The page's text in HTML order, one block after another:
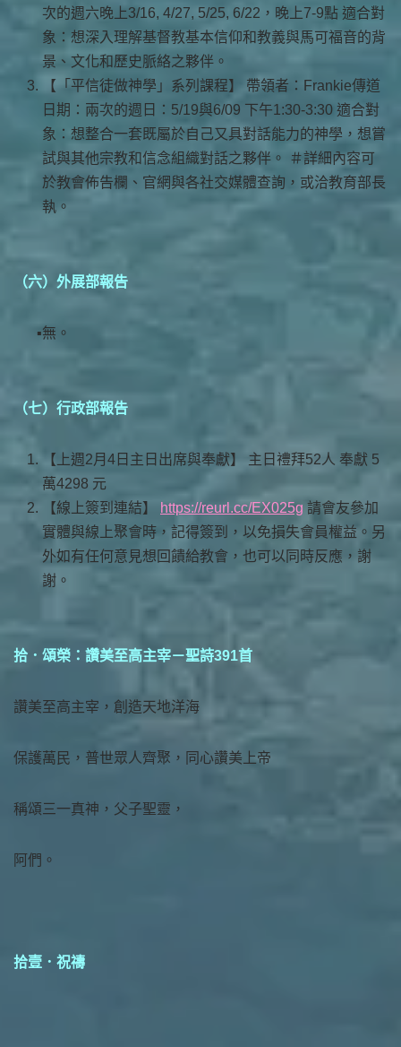
次的週六晚上3/16, 4/27, 5/25, 6/22，晚上7-9點 適合對
象：想深入理解基督教基本信仰和教義與馬可福音的背
景、文化和歷史脈絡之夥伴。
【「平信徒做神學」系列課程】 帶領者：Frankie傳道
日期：兩次的週日：5/19與6/09 下午1:30-3:30 適合對
象：想整合一套既屬於自己又具對話能力的神學，想嘗
試與其他宗教和信念組織對話之夥伴。 ＃詳細內容可
於教會佈告欄、官網與各社交媒體查詢，或洽教育部長
執。
（六）外展部報告
無。
（七）行政部報告
【上週2月4日主日出席與奉獻】 主日禮拜52人 奉獻 5
萬4298 元
【線上簽到連結】
https://reurl.cc/EX025g 請會友參加
實體與線上聚會時，記得簽到，以免損失會員權益。另
外如有任何意見想回饋給教會，也可以同時反應，謝
謝。
拾．頌榮：讚美至高主宰－聖詩391首
讚美至高主宰，創造天地洋海
保護萬民，普世眾人齊聚，同心讚美上帝
稱頌三一真神，父子聖靈，
阿們。
拾壹．祝禱